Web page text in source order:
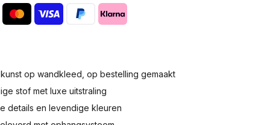
op wandkleed, op bestelling gemaakt
stof met luxe uitstraling
details en levendige kleuren